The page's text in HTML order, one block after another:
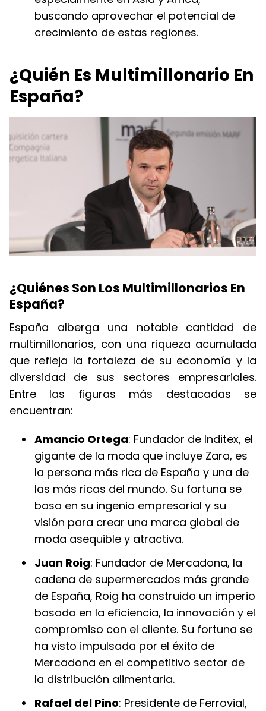
buscando aprovechar el potencial de
crecimiento de estas regiones.
¿Quién Es Multimillonario En
España?
¿Quiénes Son Los Multimillonarios En
España?
España alberga una notable cantidad de
multimillonarios, con una riqueza acumulada
que refleja la fortaleza de su economía y la
diversidad de sus sectores empresariales.
Entre las figuras más destacadas se
encuentran:
Amancio Ortega: Fundador de Inditex, el
gigante de la moda que incluye Zara, es
la persona más rica de España y una de
las más ricas del mundo. Su fortuna se
basa en su ingenio empresarial y su
visión para crear una marca global de
moda asequible y atractiva.
Juan Roig: Fundador de Mercadona, la
cadena de supermercados más grande
de España, Roig ha construido un imperio
basado en la eficiencia, la innovación y el
compromiso con el cliente. Su fortuna se
ha visto impulsada por el éxito de
Mercadona en el competitivo sector de
la distribución alimentaria.
Rafael del Pino: Presidente de Ferrovial,